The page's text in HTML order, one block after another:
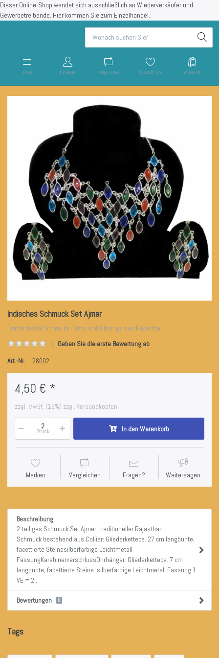
Dieser Online-Shop wendet sich ausschließlich an Wiederverkäufer und
Gewerbetreibende. Hier kommen Sie zum Einzelhandel.
Menü Anmelden Vergleichen Wunschliste Warenkorb
Indisches Schmuck Set Ajmer
Traditioneller Schmuck: Kette und Ohrringe aus Rajasthan
Geben Sie die erste Bewertung ab
Art.-Nr.
28002
4,50 € *
zzgl. MwSt. (19%) zzgl. Versandkosten
Stück In den Warenkorb
Merken Vergleichen Fragen? Weitersagen
Beschreibung
2-teiliges Schmuck Set Ajmer, traditioneller Rajasthan-
Schmuck bestehend aus:Collier: Gliederketteca. 27 cm langbunte,
facettierte Steinesilberfarbige Leichtmetall
FassungKarabinerverschlussOhrhänger: Gliederketteca. 7 cm
langbunte, facettierte Steine silberfarbige Leichtmetall Fassung 1
VE = 2...
Bewertungen 0
Tags